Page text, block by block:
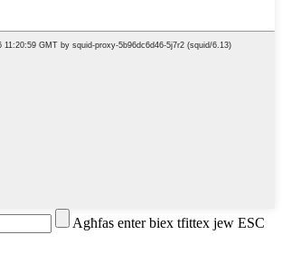
Agħfas enter biex tfittex jew ESC